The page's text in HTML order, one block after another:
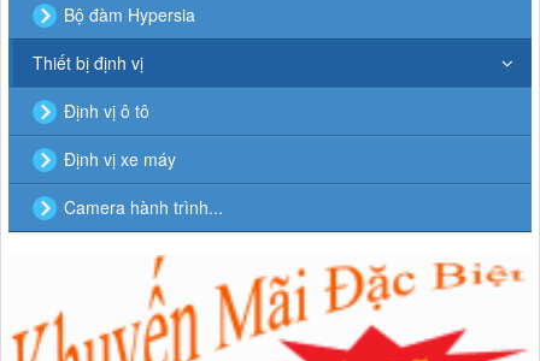
Bộ đàm Hypersia
Thiết bị định vị
Định vị ô tô
Định vị xe máy
Camera hành trình...